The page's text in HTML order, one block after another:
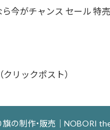
ら今がチャンス セール 特
クリックポスト）
旗の制作・販売｜NOBORI